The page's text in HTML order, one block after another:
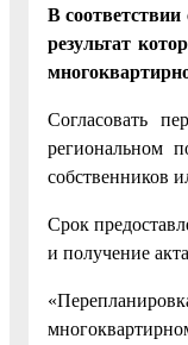
В
результат
Согласовать
региональном
собственников
Срок
и получение